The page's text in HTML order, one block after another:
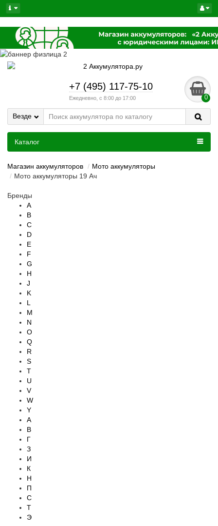
+7 (495) 117-75-10
Ежедневно, с 8:00 до 17:00 0
Везде
Каталог
Магазин аккумуляторов
Мото аккумуляторы
Мото аккумуляторы 19 Ач
Бренды
A
B
C
D
E
F
G
H
J
K
L
M
N
O
Q
R
S
T
U
V
W
Y
А
В
Г
З
И
К
Н
П
С
Т
Э